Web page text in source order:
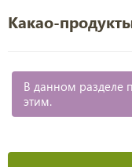
Какао-
В данном разделе
этим.